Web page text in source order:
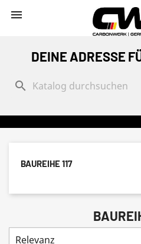

DEINE ADRESSE
search
BAUREIHE 117
Relevanz